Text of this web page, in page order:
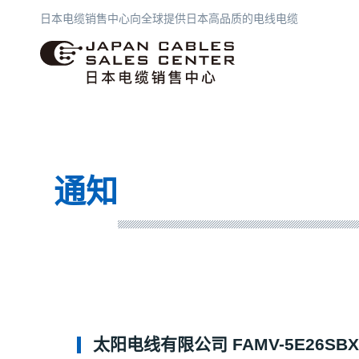
日本电缆销售中心向全球提供日本高品质的电线电缆
通知
太阳电线有限公司 FAMV-5E26SBX